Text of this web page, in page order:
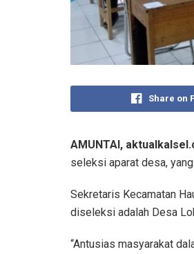
Share on
AMUNTAI,
seleksi aparat desa,
Sekretaris Kecamatan
diseleksi adalah Desa
“Antusias masyarakat